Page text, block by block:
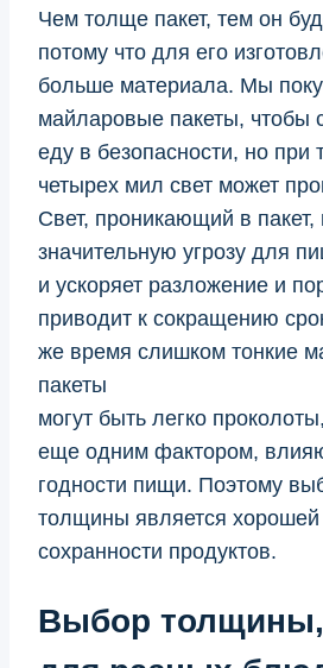
Чем толще пакет, тем он
потому что для его
больше материала. Мы
майларовые пакеты, чтобы
еду в безопасности, но
четырех мил свет может
Свет, проникающий в пакет,
значительную угрозу для
и ускоряет разложение и
приводит к сокращению
же время слишком тонкие
пакеты
могут быть легко
еще одним фактором,
годности пищи. Поэтому
толщины является хорошей
сохранности продуктов.
Выбор